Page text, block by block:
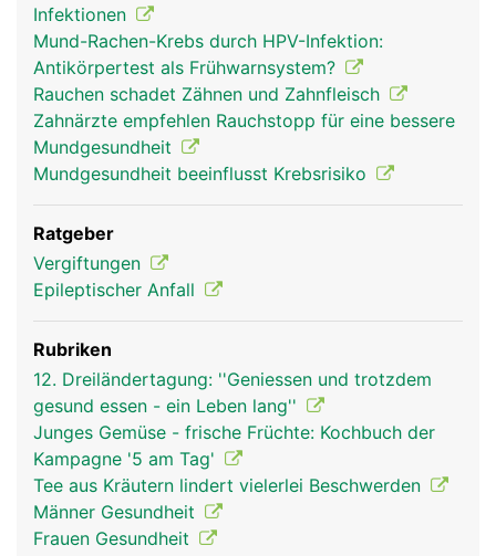
Infektionen
Mund-Rachen-Krebs durch HPV-Infektion:
Antikörpertest als Frühwarnsystem?
Rauchen schadet Zähnen und Zahnfleisch
Zahnärzte empfehlen Rauchstopp für eine bessere
Mundgesundheit
Mundgesundheit beeinflusst Krebsrisiko
Ratgeber
Vergiftungen
Epileptischer Anfall
Rubriken
12. Dreiländertagung: ''Geniessen und trotzdem
gesund essen - ein Leben lang''
Junges Gemüse - frische Früchte: Kochbuch der
Kampagne '5 am Tag'
Tee aus Kräutern lindert vielerlei Beschwerden
Männer Gesundheit
Frauen Gesundheit